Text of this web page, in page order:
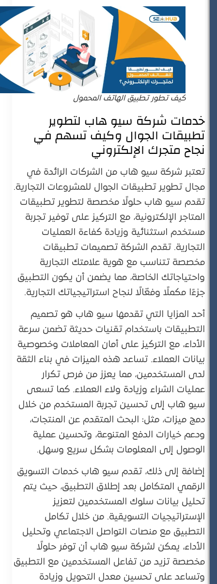
كيف تطور تطبيق الهاتف المحمول
خدمات شركة سيو هاب لتطوير
تطبيقات الجوال وكيف تسهم في
نجاح متجرك الإلكتروني
تعتبر شركة سيو هاب من الشركات الرائدة في
مجال تطوير تطبيقات الجوال للمشروعات التجارية.
تقدم سيو هاب حلولًا مخصصة لتطوير تطبيقات
المتاجر الإلكترونية، مع التركيز على توفير تجربة
مستخدم استثنائية وزيادة كفاءة العمليات
التجارية. تقدم الشركة تصميمات تطبيقات
مخصصة تتناسب مع هوية علامتك التجارية
واحتياجاتك الخاصة، مما يضمن أن يكون التطبيق
جزءًا مكملًا وفعّالًا لنجاح استراتيجياتك التجارية​.
أحد المزايا التي تقدمها سيو هاب هو تصميم
التطبيقات باستخدام تقنيات حديثة تضمن سرعة
الأداء، مع التركيز على أمان المعاملات وخصوصية
بيانات العملاء. تساعد هذه الميزات في بناء الثقة
لدى المستخدمين، مما يعزز من فرص تكرار
عمليات الشراء وزيادة ولاء العملاء. كما تسعى
سيو هاب إلى تحسين تجربة المستخدم من خلال
دمج ميزات، مثل: البحث المتقدم عن المنتجات،
ودعم خيارات الدفع المتنوعة، وتحسين عملية
الوصول إلى المعلومات بشكل سريع وسهل​.
إضافة إلى ذلك، تقدم سيو هاب خدمات التسويق
الرقمي المتكامل بعد إطلاق التطبيق، حيث يتم
تحليل بيانات سلوك المستخدمين لتعزيز
الإستراتيجيات التسويقية. من خلال تكامل
التطبيق مع منصات التواصل الاجتماعي وتحليل
الأداء، يمكن لشركة سيو هاب أن توفر حلولًا
مخصصة تزيد من تفاعل المستخدمين مع التطبيق
وتساعد على تحسين معدل التحويل وزيادة